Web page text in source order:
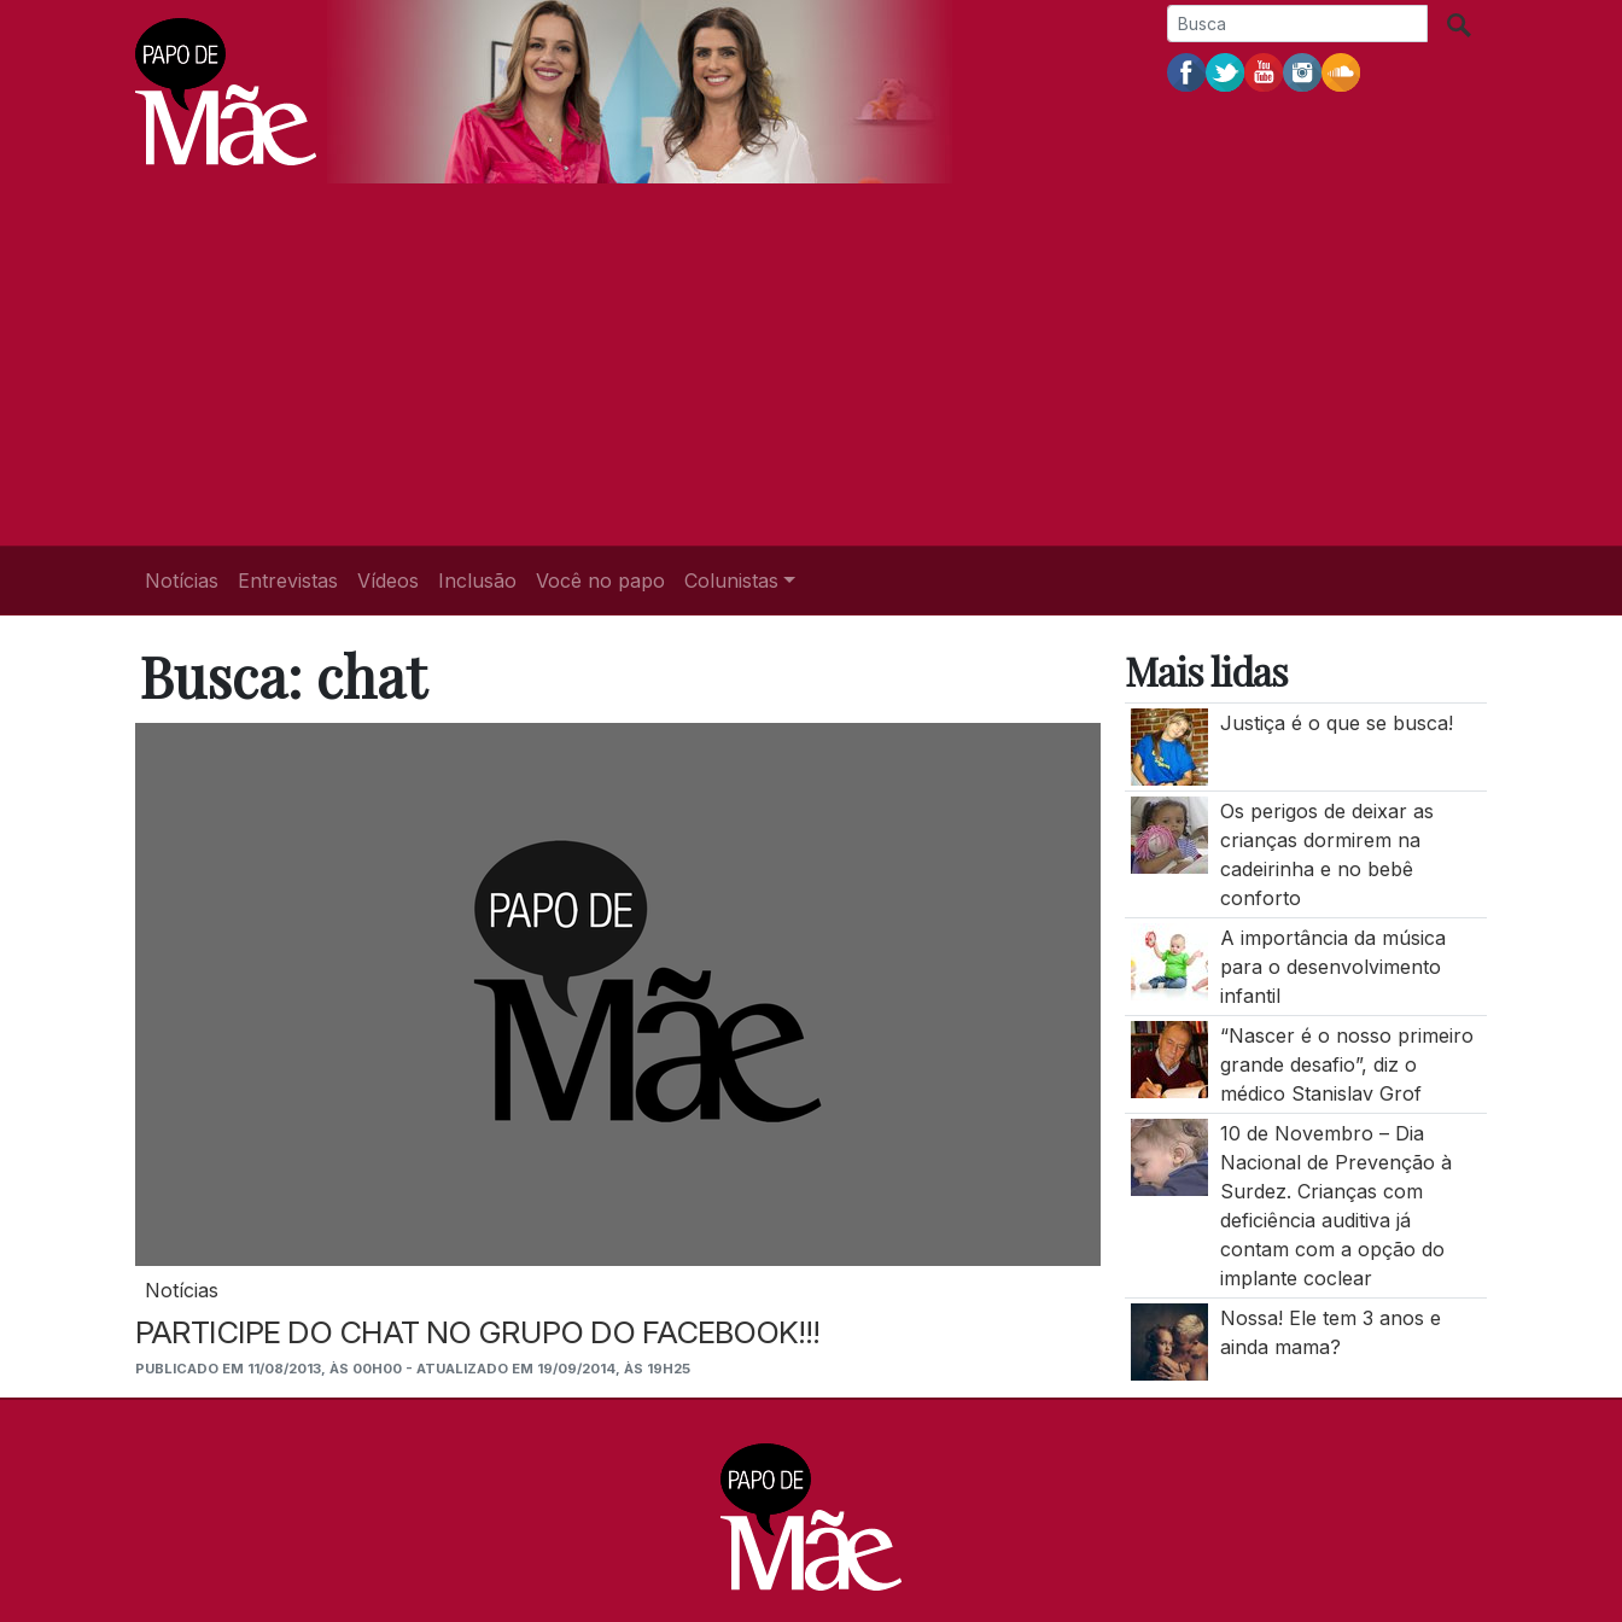
Notícias Entrevistas Vídeos Inclusão Você no papo Colunistas
Busca: chat
Notícias
PARTICIPE DO CHAT NO GRUPO DO FACEBOOK!!!
PUBLICADO EM 11/08/2013, ÀS 00H00 - ATUALIZADO EM 19/09/2014, ÀS 19H25
Mais lidas
Justiça é o que se busca!
Os perigos de deixar as
crianças dormirem na
cadeirinha e no bebê
conforto
A importância da música
para o desenvolvimento
infantil
“Nascer é o nosso primeiro
grande desafio”, diz o
médico Stanislav Grof
10 de Novembro – Dia
Nacional de Prevenção à
Surdez. Crianças com
deficiência auditiva já
contam com a opção do
implante coclear
Nossa! Ele tem 3 anos e
ainda mama?